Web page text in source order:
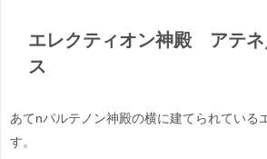
エレクティオン神殿 アテネ
ス
あてnパルテノン神殿の横に建てられている
す。